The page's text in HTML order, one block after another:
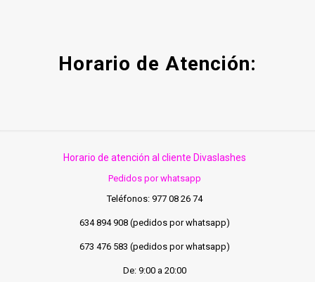
Horario de Atención:
Horario de atención al cliente Divaslashes
Pedidos por whatsapp
Teléfonos: 977 08 26 74
634 894 908 (pedidos por whatsapp)
673 476 583 (pedidos por whatsapp)
De: 9:00 a 20:00